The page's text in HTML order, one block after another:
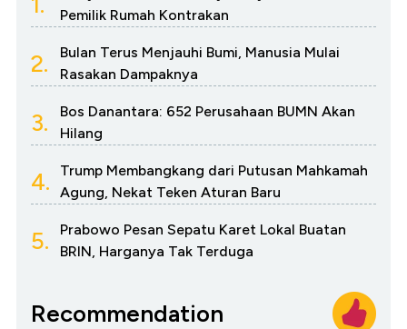
Pemilik Rumah Kontrakan
2.
Bulan Terus Menjauhi Bumi, Manusia Mulai
Rasakan Dampaknya
3.
Bos Danantara: 652 Perusahaan BUMN Akan
Hilang
4.
Trump Membangkang dari Putusan Mahkamah
Agung, Nekat Teken Aturan Baru
5.
Prabowo Pesan Sepatu Karet Lokal Buatan
BRIN, Harganya Tak Terduga
Recommendation